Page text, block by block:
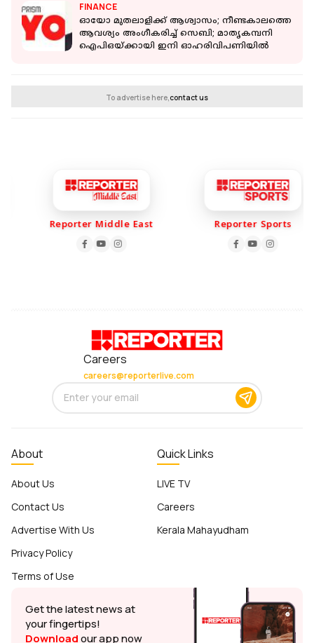
FINANCE
ഓയോ മുതലാളിക്ക് ആശ്വാസം; നീണ്ടകാലത്തെ
ആവശ്യം അംഗീകരിച്ച് സെബി; മാതൃകമ്പനി
ഐപിഒയ്ക്കായി ഇനി ഓഹരിവിപണിയിൽ
To advertise here,contact us
Reporter Middle East Reporter Sports
Careers
careers@reporterlive.com
About
About Us
Contact Us
Advertise With Us
Privacy Policy
Terms of Use
Quick Links
LIVE TV
Careers
Kerala Mahayudham
Get the latest news at
your fingertips!
Downloadour app now